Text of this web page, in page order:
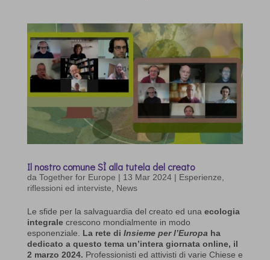
Il nostro comune SÌ alla tutela del creato
da Together for Europe | 13 Mar 2024| Esperienze,
riflessioni ed interviste, News
Le sfide per la salvaguardia del creato ed una ecologia
integralecrescono mondialmente in modo
esponenziale. La rete di Insieme per l’Europaha
dedicato a questo tema un’intera giornata online, il
2 marzo 2024. Professionisti ed attivisti di varie Chiese e